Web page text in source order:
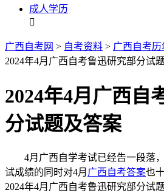
成人学历

广西自考网 > 自考资料 > 广西自考历
2024年4月广西自考鲁迅研究部分试
2024年4月广西自
分试题及答案
4月广西自学考试已经告一段落，
试成绩的同时对4月 广西自考答案也
2024年4月广西自考鲁迅研究部分试